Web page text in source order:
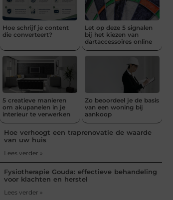
Hoe schrijf je content
die converteert?
Let op deze 5 signalen
bij het kiezen van
dartaccessoires online
5 creatieve manieren
om akupanelen in je
interieur te verwerken
Zo beoordeel je de basis
van een woning bij
aankoop
Hoe verhoogt een traprenovatie de waarde
van uw huis
Lees verder »
Fysiotherapie Gouda: effectieve behandeling
voor klachten en herstel
Lees verder »